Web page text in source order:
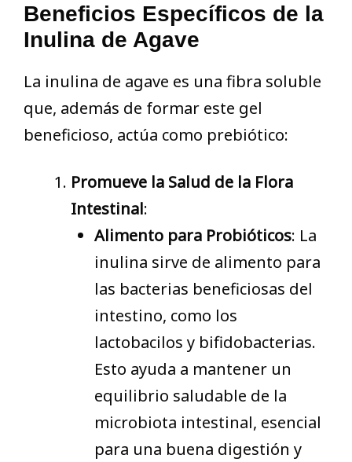
Beneficios Específicos de la
Inulina de Agave
La inulina de agave es una fibra soluble
que, además de formar este gel
beneficioso, actúa como prebiótico:
Promueve la Salud de la Flora
Intestinal:
Alimento para Probióticos: La
inulina sirve de alimento para
las bacterias beneficiosas del
intestino, como los
lactobacilos y bifidobacterias.
Esto ayuda a mantener un
equilibrio saludable de la
microbiota intestinal, esencial
para una buena digestión y